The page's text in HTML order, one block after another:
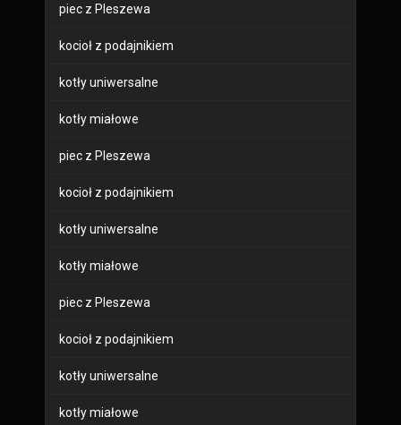
piec z Pleszewa
kocioł z podajnikiem
kotły uniwersalne
kotły miałowe
piec z Pleszewa
kocioł z podajnikiem
kotły uniwersalne
kotły miałowe
piec z Pleszewa
kocioł z podajnikiem
kotły uniwersalne
kotły miałowe